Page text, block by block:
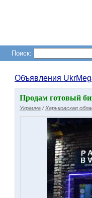
Поиск:
Объявления
Продaм готовый
Украина / Харьковская